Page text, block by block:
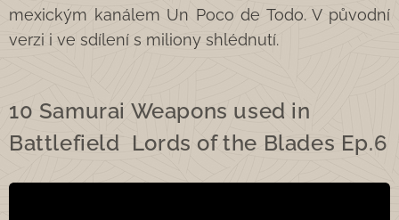
mexickým kanálem Un Poco de Todo. V původní
verzi i ve sdílení s miliony shlédnutí.
10 Samurai Weapons used in
Battlefield Lords of the Blades Ep.6